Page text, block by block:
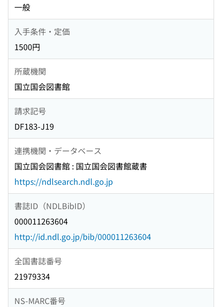
一般
入手条件・定価
1500円
所蔵機関
国立国会図書館
請求記号
DF183-J19
連携機関・データベース
国立国会図書館 : 国立国会図書館蔵書
https://ndlsearch.ndl.go.jp
書誌ID（NDLBibID）
000011263604
http://id.ndl.go.jp/bib/000011263604
全国書誌番号
21979334
NS-MARC番号